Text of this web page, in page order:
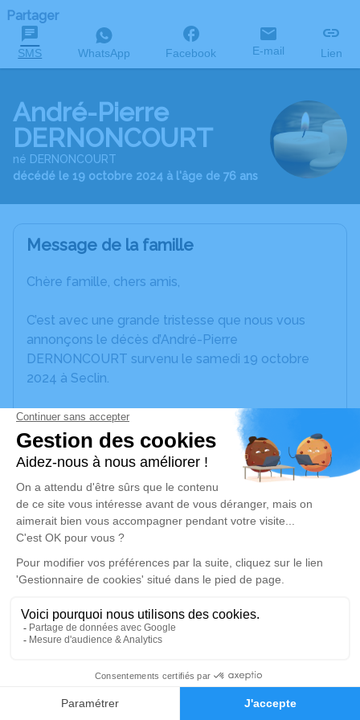
Faire-part Hommages
Partager
SMS WhatsApp Facebook E-mail Lien
André-Pierre
DERNONCOURT
né DERNONCOURT
décédé le 19 octobre 2024 à l'âge de 76 ans
Message de la famille
Chère famille, chers amis,
C’est avec une grande tristesse que nous vous
annonçons le décès d’André-Pierre
DERNONCOURT survenu le samedi 19 octobre
2024 à Seclin.
Nous vous invitons à utiliser cet espace pour
laisser vos condoléances, partager des photos
souvenirs, une anecdote ou exprimer vos pensées
à travers des poèmes ou des textes. Cet endroit
est un lieu d'expression dédié à honorer la
mémoire d’André-Pierre DERNONCOURT.
disponible ici.
Je rends hommage
mercredi 23 octobre 2024 à 11h00
Église Saint Jean Baptiste de Mons-en-Pévèle